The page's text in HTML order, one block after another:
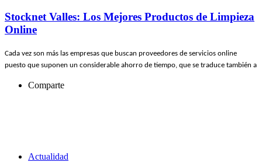
Stocknet Valles: Los Mejores Productos de Limpieza
Online
Cada vez son más las empresas que buscan proveedores de servicios online
puesto que suponen un considerable ahorro de tiempo, que se traduce también a
Comparte
Actualidad